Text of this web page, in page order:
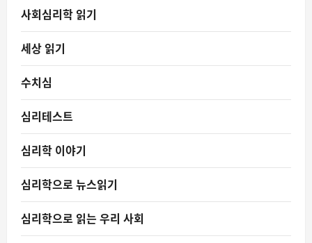
사회심리학 읽기
세상 읽기
수치심
심리테스트
심리학 이야기
심리학으로 뉴스읽기
심리학으로 읽는 우리 사회